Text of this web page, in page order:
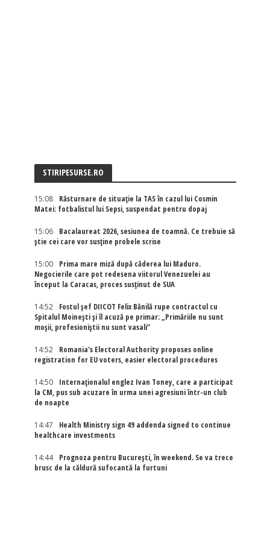
STIRIPESURSE.RO
15:08
Răsturnare de situație la TAS în cazul lui Cosmin
Matei: fotbalistul lui Sepsi, suspendat pentru dopaj
15:06
Bacalaureat 2026, sesiunea de toamnă. Ce trebuie să
știe cei care vor susține probele scrise
15:00
Prima mare miză după căderea lui Maduro.
Negocierile care pot redesena viitorul Venezuelei au
început la Caracas, proces susținut de SUA
14:52
Fostul șef DIICOT Felix Bănilă rupe contractul cu
Spitalul Moinești și îl acuză pe primar: „Primăriile nu sunt
moșii, profesioniștii nu sunt vasali”
14:52
Romania's Electoral Authority proposes online
registration for EU voters, easier electoral procedures
14:50
Internaţionalul englez Ivan Toney, care a participat
la CM, pus sub acuzare în urma unei agresiuni într-un club
de noapte
14:47
Health Ministry sign 49 addenda signed to continue
healthcare investments
14:44
Prognoza pentru București, în weekend. Se va trece
brusc de la căldură sufocantă la furtuni